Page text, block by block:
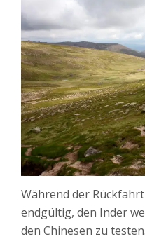
Während der
endgültig, den Inder
den Chinesen zu